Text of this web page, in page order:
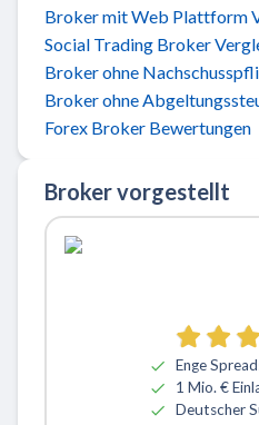
Broker mit Web Plattform
Social Trading Broker
Broker ohne
Broker ohne
Forex Broker Bewertungen
Broker vorgestellt
Enge
1 Mio. €
Deutscher